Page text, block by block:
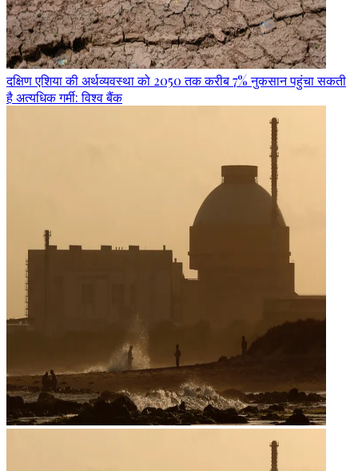
दक्षिण एशिया की अर्थव्यवस्था को 2050 तक करीब 7% नुकसान पहुंचा सकती
है अत्यधिक गर्मी: विश्व बैंक